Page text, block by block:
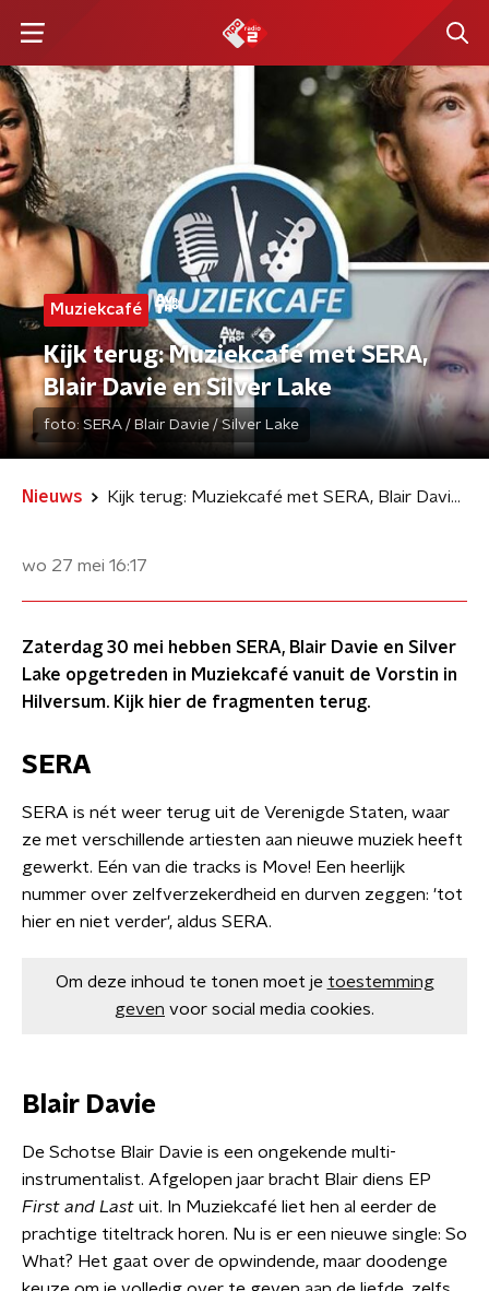
Muziekcafé
Kijk terug: Muziekcafé met SERA,
Blair Davie en Silver Lake
foto: SERA / Blair Davie / Silver Lake
Nieuws Kijk terug: Muziekcafé met SERA, Blair Davie en Silver Lake
wo 27 mei 16:17
Zaterdag 30 mei hebben SERA, Blair Davie en Silver
Lake opgetreden in Muziekcafé vanuit de Vorstin in
Hilversum. Kijk hier de fragmenten terug.
SERA
SERA is nét weer terug uit de Verenigde Staten, waar
ze met verschillende artiesten aan nieuwe muziek heeft
gewerkt. Eén van die tracks is Move! Een heerlijk
nummer over zelfverzekerdheid en durven zeggen: 'tot
hier en niet verder', aldus SERA.
Om deze inhoud te tonen moet je toestemming
geven voor social media cookies.
Blair Davie
De Schotse Blair Davie is een ongekende multi-
instrumentalist. Afgelopen jaar bracht Blair diens EP
First and Last uit. In Muziekcafé liet hen al eerder de
prachtige titeltrack horen. Nu is er een nieuwe single: So
What? Het gaat over de opwindende, maar doodenge